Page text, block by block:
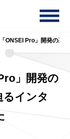
「ONSEI Pro」開発の裏
」開発の
インタ